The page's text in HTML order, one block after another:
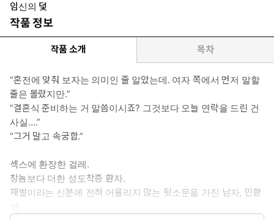
임신의 덫
작품 정보
작품 소개 목차
“혼전에 맞춰 보자는 의미인 줄 알았는데. 여자 쪽에서 먼저 말할
줄은 몰랐지만.”
“결혼식 준비하는 거 말씀이시죠? 그것보다 오늘 연락을 드린 건
사실….”
“그거 말고 속궁합.”
섹스에 환장한 걸레.
창놈보다 더한 성도착증 환자.
재벌이라는 신분에 전혀 어울리지 않는 뒷소문을 가진 남자, 민환